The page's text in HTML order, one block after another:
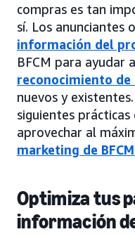
compras es tan
sí. Los anunciantes
información del
BFCM para ayudar
reconocimiento de
nuevos y
siguientes
aprovechar al
marketing de
Optimiza tus
información